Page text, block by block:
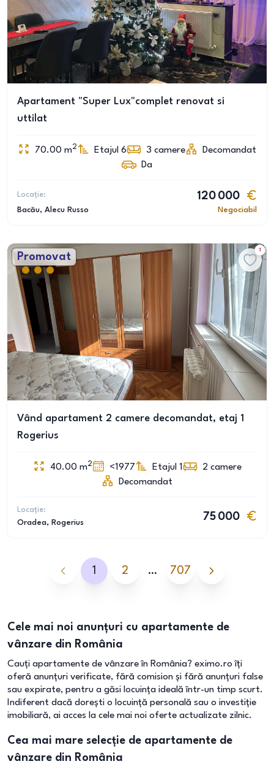
Apartament "Super Lux"complet renovat si
uttilat
70.00 m2 Etajul 6 3 camere
Decomandat
Da
Locație:
Bacău, Alecu Russo
120 000
Negociabil
Promovat
1
Vând apartament 2 camere decomandat, etaj 1
Rogerius
40.00 m2 <1977 Etajul 1 2 camere
Decomandat
Locație:
Oradea, Rogerius
75 000
1 2 … 707
Cele mai noi anunțuri cu apartamente de
vânzare din România
Cauți apartamente de vânzare în România? eximo.ro îți
oferă anunțuri verificate, fără comision și fără anunțuri false
sau expirate, pentru a găsi locuința ideală într-un timp scurt.
Indiferent dacă dorești o locuință personală sau o investiție
imobiliară, ai acces la cele mai noi oferte actualizate zilnic.
Cea mai mare selecție de apartamente de
vânzare din România